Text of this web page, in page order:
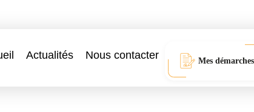
Actualités Nous contacter Mes démarches